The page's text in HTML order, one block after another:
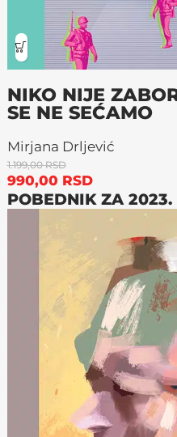
NIKO NIJE
SE NE SEĆAMO
Mirjana Drljević
1.199,00RSD
990,00 RSD
POBEDNIK ZA 2023.